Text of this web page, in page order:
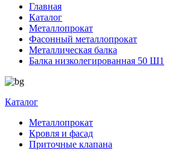
Главная
Каталог
Металлопрокат
Фасонный металлопрокат
Металлическая балка
Балка низколегированная 50 Ш1
Каталог
Металлопрокат
Кровля и фасад
Приточные клапана